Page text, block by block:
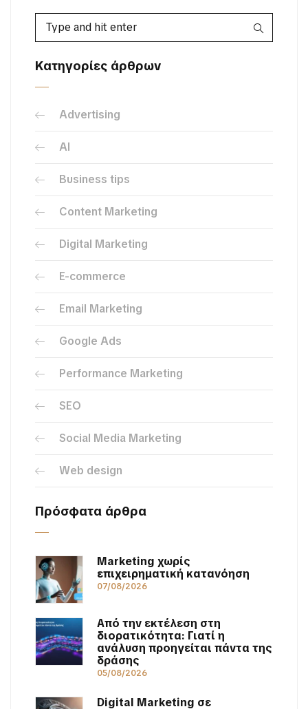
Κατηγορίες άρθρων
Advertising
AI
Business tips
Content Marketing
Digital Marketing
E-commerce
Email Marketing
Google Ads
Performance Marketing
SEO
Social Media Marketing
Web design
Πρόσφατα άρθρα
Marketing χωρίς
επιχειρηματική κατανόηση
07/08/2026
Από την εκτέλεση στη
διορατικότητα: Γιατί η
ανάλυση προηγείται πάντα της
δράσης
05/08/2026
Digital Marketing σε